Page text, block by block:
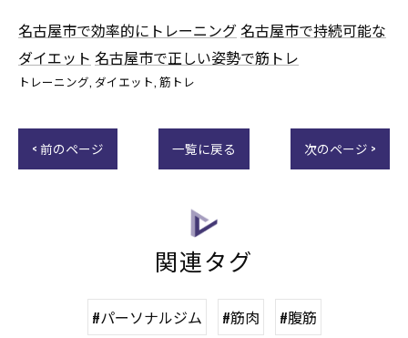
名古屋市で効率的にトレーニング 名古屋市で持続可能な
ダイエット 名古屋市で正しい姿勢で筋トレ
トレーニング ダイエット 筋トレ
< 前のページ 一覧に戻る 次のページ >
関連タグ
#パーソナルジム #筋肉 #腹筋